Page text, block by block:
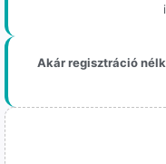
Akár regisztráció